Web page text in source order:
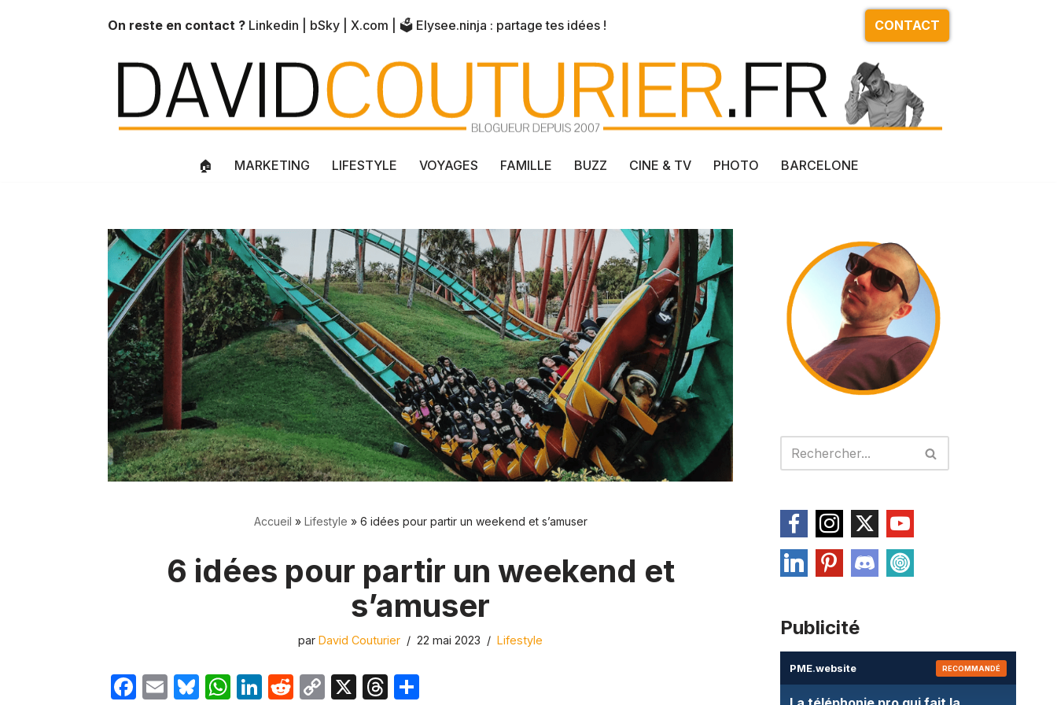
On reste en contact ? Linkedin bSky X.com | 🗳️ Elysee.ninja : partage tes idées ! CONTACT
🏠 MARKETING LIFESTYLE VOYAGES FAMILLE BUZZ CINE & TV PHOTO BARCELONE
Accueil » Lifestyle » 6 idées pour partir un weekend et s’amuser
6 idées pour partir un weekend et
s’amuser
par David Couturier 22 mai 2023 Lifestyle
F
E
Bl W Li R
C
X
T
Publicité
PME.website RECOMMANDÉ